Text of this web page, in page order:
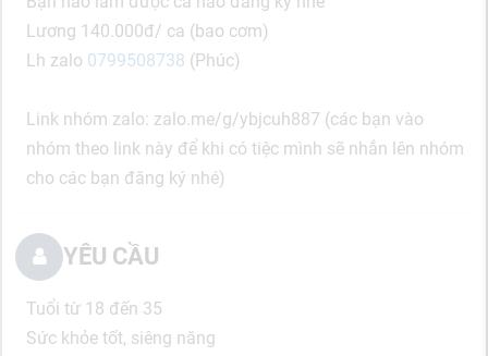
Lương 140.000đ/ ca (bao cơm)
Lh zalo 0799508738 (Phúc)
Link nhóm zalo: zalo.me/g/ybjcuh887 (các bạn vào
nhóm theo link này để khi có tiệc mình sẽ nhắn lên nhóm
cho các bạn đăng ký nhé)
YÊU CẦU
Tuổi từ 18 đến 35
Sức khỏe tốt, siêng năng